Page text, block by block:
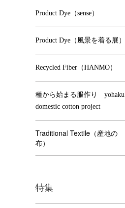
Product Dye（sense）
Product Dye（風景を着る展）
Recycled Fiber（HANMO）
種から始まる服作り yohaku
domestic cotton project
Traditional Textile（産地の
布）
特集